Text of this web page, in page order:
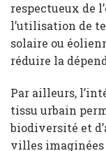
respectueux de
l’utilisation de
solaire ou
réduire la
Par ailleurs,
tissu urbain
biodiversité et
villes imaginées